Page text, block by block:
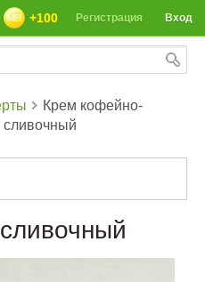
Вход
Регистрация
+100
Крем кофейно-
сливочный